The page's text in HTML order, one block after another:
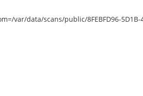
var/data/scans/public/8FEBFD96-5D1B-